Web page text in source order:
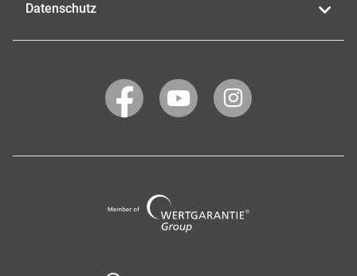
Datenschutz
WERTGARANTIE
auf
WERTGARANTIE
auf
WERTGARANTIE
auf
Group